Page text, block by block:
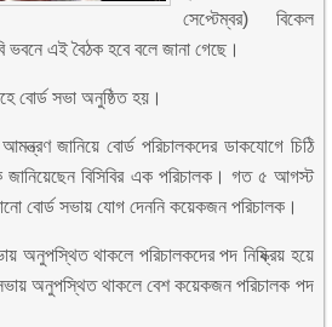
সেপ্টেম্বর) বিকেল
ভবনে এই বৈঠক হবে বলে জানা গেছে।
বোর্ড সভা অনুষ্ঠিত হয়।
জানিয়ে বোর্ড পরিচালকদের ডাকযোগে চিঠি
জানিয়েছেন বিসিবির এক পরিচালক। গত ৫ আগস্ট
বোর্ড সভায় যোগ দেননি কয়েকজন পরিচালক।
অনুপস্থিত থাকলে পরিচালকদের পদ নিষ্ক্রিয় হয়ে
অনুপস্থিত থাকলে বেশ কয়েকজন পরিচালক পদ